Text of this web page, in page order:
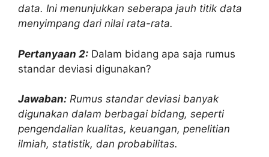
data. Ini menunjukkan seberapa jauh titik data
menyimpang dari nilai rata-rata.
Pertanyaan 2: Dalam bidang apa saja rumus
standar deviasi digunakan?
Jawaban: Rumus standar deviasi banyak
digunakan dalam berbagai bidang, seperti
pengendalian kualitas, keuangan, penelitian
ilmiah, statistik, dan probabilitas.